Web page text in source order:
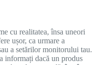
cu realitatea, însa uneori
ușor, ca urmare a
a setărilor monitorului tau.
informați dacă un produs